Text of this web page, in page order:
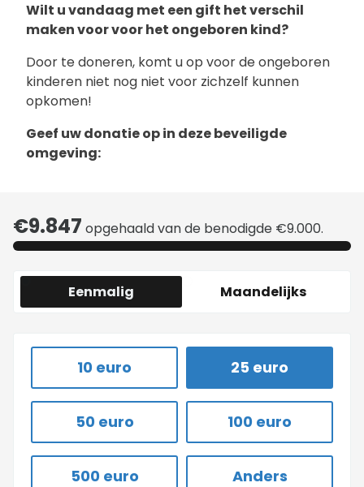
Wilt u vandaag met een gift het verschil
maken voor voor het ongeboren kind?
Door te doneren, komt u op voor de ongeboren
kinderen niet nog niet voor zichzelf kunnen
opkomen!
Geef uw donatie op in deze beveiligde
omgeving:
€9.847 opgehaald van de benodigde €9.000.
Eenmalig Maandelijks
10 euro 25 euro
50 euro 100 euro
500 euro Anders